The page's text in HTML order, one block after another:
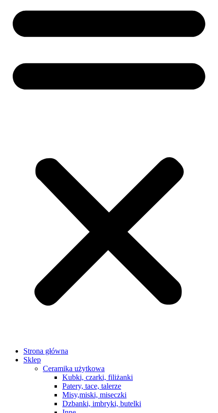
Strona główna
Sklep
Ceramika użytkowa
Kubki, czarki, filiżanki
Patery, tace, talerze
Misy,miski, miseczki
Dzbanki, imbryki, butelki